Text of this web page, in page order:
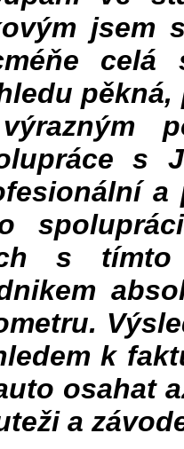
jsem
celá
s
a
s tímto
k
osahat
a